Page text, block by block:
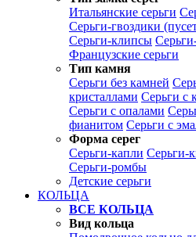
Итальянские серьги
Серьги-гвоздики
Серьги-клипсы
Французские серьги
Тип камня
Серьги без камней
кристаллами Серьги с
Серьги с опалами
фианитом Серьги с
Форма серег
Серьги-капли Серьги-
Серьги-ромбы
Детские серьги
КОЛЬЦА
ВСЕ КОЛЬЦА
Вид кольца